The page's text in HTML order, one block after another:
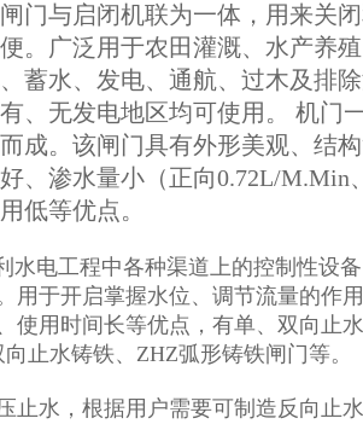
门与启闭机联为一体，用来关
。广泛用于农田灌溉、水产养
蓄水、发电、通航、过木及排
、无发电地区均可使用。
机门
成。该闸门具有外形美观、结
、渗水量小（正向0.72L/M.Min
低等优点。
水电工程中各种渠道上的控制性设
用于开启掌握水位、调节流量的作
使用时间长等优点，有单、双向止
止水铸铁、ZHZ弧形铸铁闸门等。
止水，根据用户需要可制造反向止